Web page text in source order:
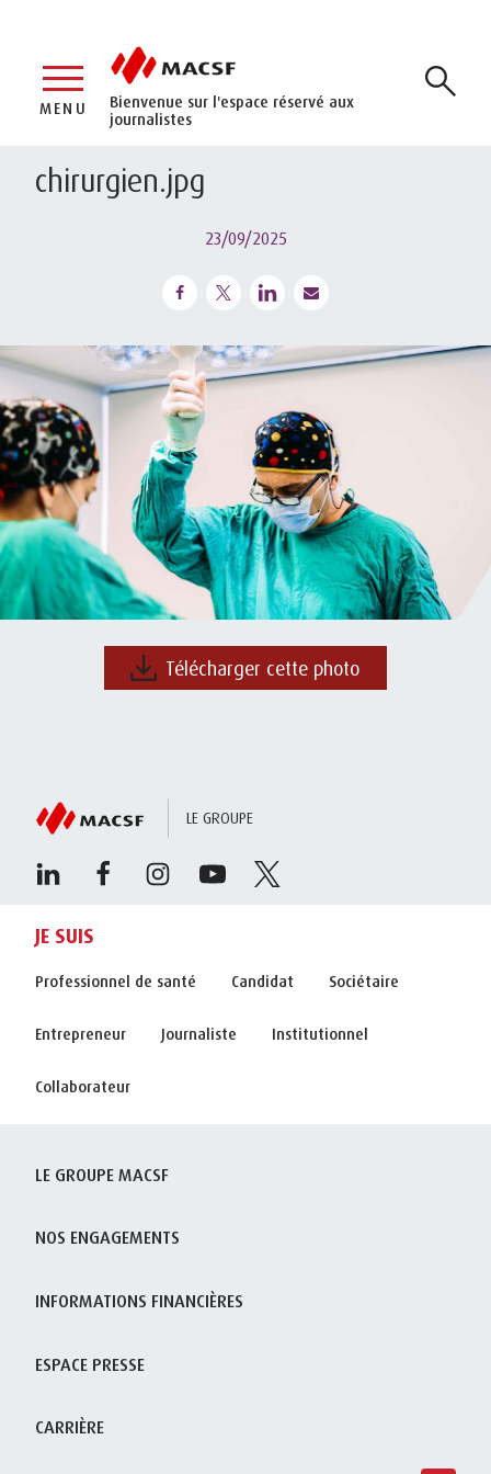
Bienvenue sur l'espace réservé aux
journalistes
MENU
chirurgien.jpg
23/09/2025
Télécharger cette photo
LE GROUPE
JE SUIS
Professionnel de santé Candidat Sociétaire
Entrepreneur Journaliste Institutionnel
Collaborateur
LE GROUPE MACSF
NOS ENGAGEMENTS
INFORMATIONS FINANCIÈRES
ESPACE PRESSE
CARRIÈRE